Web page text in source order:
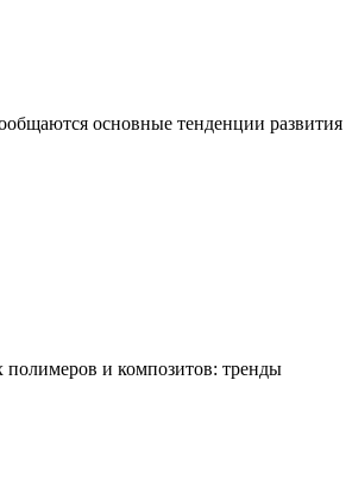
основные тенденции развития
и композитов: тренды